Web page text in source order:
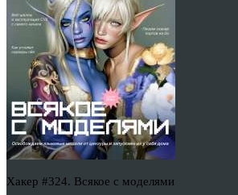
Хакер #324. Всякое с моделями